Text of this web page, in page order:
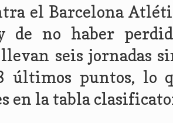
el Barcelona
de no haber
seis jornadas
últimos puntos, lo
en la tabla